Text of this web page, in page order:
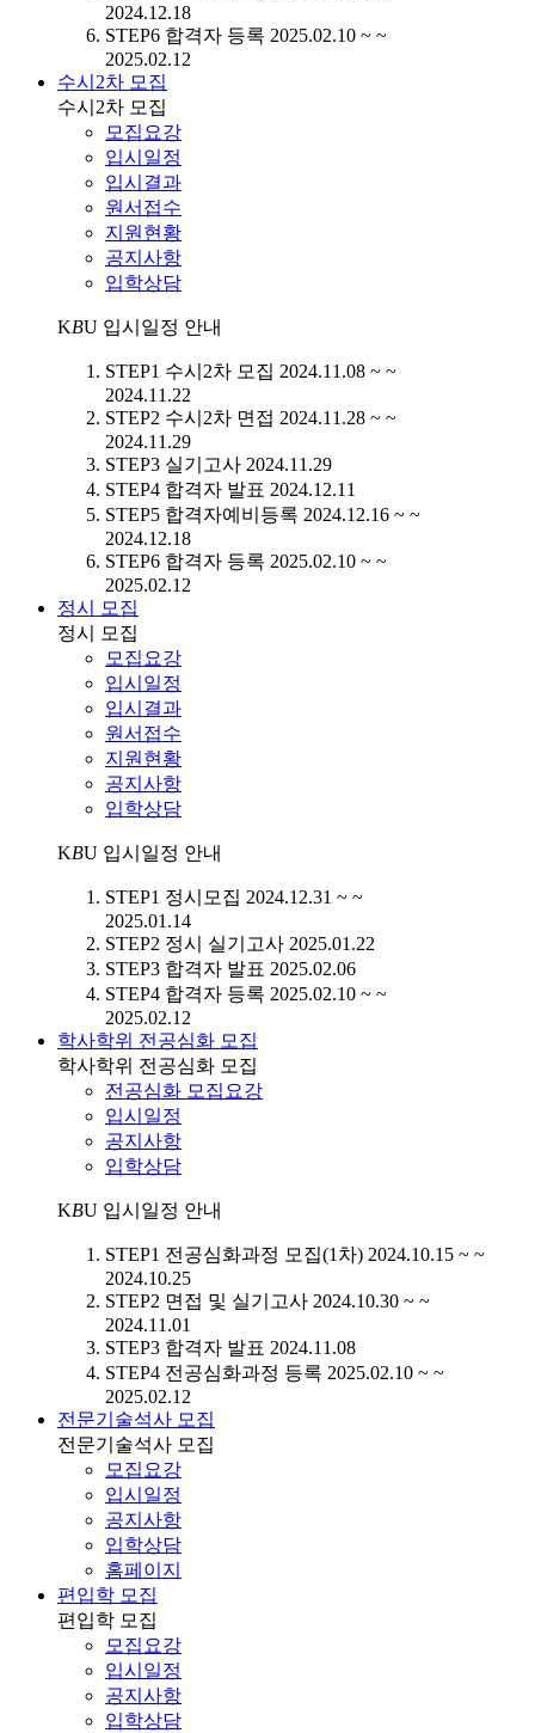
2024.12.18
STEP6 합격자 등록 2025.02.10 ~ ~
2025.02.12
수시2차 모집
수시2차 모집
모집요강
입시일정
입시결과
원서접수
지원현황
공지사항
입학상담
KBU 입시일정 안내
STEP1 수시2차 모집 2024.11.08 ~ ~
2024.11.22
STEP2 수시2차 면접 2024.11.28 ~ ~
2024.11.29
STEP3 실기고사 2024.11.29
STEP4 합격자 발표 2024.12.11
STEP5 합격자예비등록 2024.12.16 ~ ~
2024.12.18
STEP6 합격자 등록 2025.02.10 ~ ~
2025.02.12
정시 모집
정시 모집
모집요강
입시일정
입시결과
원서접수
지원현황
공지사항
입학상담
KBU 입시일정 안내
STEP1 정시모집 2024.12.31 ~ ~
2025.01.14
STEP2 정시 실기고사 2025.01.22
STEP3 합격자 발표 2025.02.06
STEP4 합격자 등록 2025.02.10 ~ ~
2025.02.12
학사학위 전공심화 모집
학사학위 전공심화 모집
전공심화 모집요강
입시일정
공지사항
입학상담
KBU 입시일정 안내
STEP1 전공심화과정 모집(1차) 2024.10.15 ~ ~
2024.10.25
STEP2 면접 및 실기고사 2024.10.30 ~ ~
2024.11.01
STEP3 합격자 발표 2024.11.08
STEP4 전공심화과정 등록 2025.02.10 ~ ~
2025.02.12
전문기술석사 모집
전문기술석사 모집
모집요강
입시일정
공지사항
입학상담
홈페이지
편입학 모집
편입학 모집
모집요강
입시일정
공지사항
입학상담